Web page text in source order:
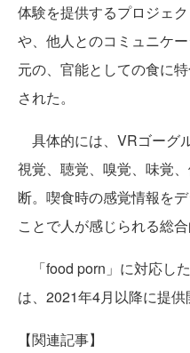
体験を提供するプロジェ
や、他人とのコミュニケ
元の、官能としての食に
された。
具体的には、VRゴーグ
視覚、聴覚、嗅覚、味覚
断。喫食時の感覚情報を
ことで人が感じられる総
「food porn」に対応し
は、2021年4月以降に提供
【関連記事】